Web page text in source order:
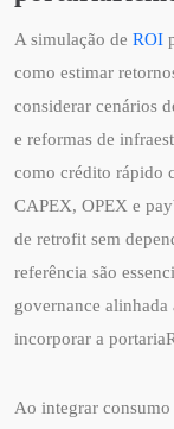
A simulação de ROI
como estimar
considerar cenários
e reformas de
como crédito rápido
CAPEX, OPEX e
de retrofit sem
referência são
governance
incorporar a
Ao integrar consumo